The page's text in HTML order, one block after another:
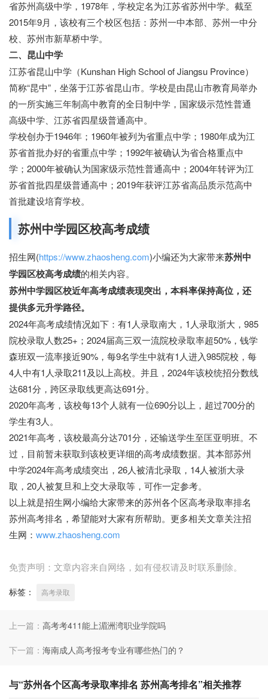
省苏州高级中学，1978年，学校定名为江苏省苏州中学。截至
2015年9月，该校有三个校区包括：苏州一中本部、苏州一中分
校、苏州市新草桥中学。
二、昆山中学
江苏省昆山中学（Kunshan High School of Jiangsu Province）
简称“昆中”，坐落于江苏省昆山市。学校是由昆山市教育局举办
的一所实施三年制高中教育的全日制中学，国家级示范性普通
高级中学、江苏省四星级普通高中。
学校创办于1946年；1960年被列为省重点中学；1980年成为江
苏省首批办好的省重点中学；1992年被确认为省合格重点中
学；2000年被确认为国家级示范性普通高中；2004年转评为江
苏省首批四星级普通高中；2019年获评江苏省高品质示范高中
首批建设培育学校。
苏州中学园区校高考成绩
招生网(https://www.zhaosheng.com)小编还为大家带来苏州中
学园区校高考成绩的相关内容。
苏州中学园区校近年高考成绩表现突出，本科率保持高位，还
提供多元升学路径。
2024年高考成绩情况如下：有1人录取南大，1人录取浙大，985
院校录取人数25+；2024届高三双一流院校录取率超50%，钱学
森班双一流率接近90%，每9名学生中就有1人进入985院校，每
4人中有1人录取211及以上高校。并且，2024年该校统招分数线
达681分，跨区录取线更高达691分。
2020年高考，该校每13个人就有一位690分以上，超过700分的
学生有3人。
2021年高考，该校最高分达701分，还输送学生至匡亚明班。不
过，目前暂未获取到该校更详细的高考成绩数据。其本部苏州
中学2024年高考成绩突出，26人被清北录取，14人被浙大录
取，20人被复旦和上交大录取等，可作一定参考。
以上就是招生网小编给大家带来的苏州各个区高考录取率排名
苏州高考排名，希望能对大家有所帮助。更多相关文章关注招
生网： www.zhaosheng.com
免责声明：文章内容来自网络，如有侵权请及时联系删除。
标签： 高考录取
上一篇： 高考考411能上湄洲湾职业学院吗
下一篇： 海南成人高考报考专业有哪些热门的？
与“苏州各个区高考录取率排名 苏州高考排名”相关推荐